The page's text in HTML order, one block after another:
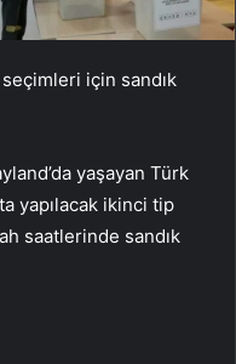
için sandık
yaşayan Türk
yapılacak ikinci tip
saatlerinde sandık